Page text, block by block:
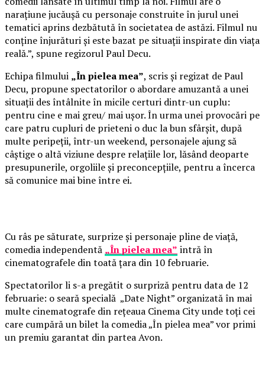
narațiune jucăușă cu personaje construite în jurul unei
tematici aprins dezbătută în societatea de astăzi. Filmul nu
conține înjurături și este bazat pe situații inspirate din viața
reală.”, spune regizorul Paul Decu.
Echipa filmului „În pielea mea”, scris și regizat de Paul
Decu, propune spectatorilor o abordare amuzantă a unei
situații des întâlnite în micile certuri dintr-un cuplu:
pentru cine e mai greu/ mai ușor. În urma unei provocări pe
care patru cupluri de prieteni o duc la bun sfârșit, după
multe peripeții, într-un weekend, personajele ajung să
câștige o altă viziune despre relațiile lor, lăsând deoparte
presupunerile, orgoliile și preconcepțiile, pentru a încerca
să comunice mai bine între ei.
Cu râs pe săturate, surprize și personaje pline de viață,
comedia independentă „În pielea mea” intră în
cinematografele din toată țara din 10 februarie.
Spectatorilor li s-a pregătit o surpriză pentru data de 12
februarie: o seară specială „Date Night” organizată în mai
multe cinematografe din rețeaua Cinema City unde toți cei
care cumpără un bilet la comedia „În pielea mea” vor primi
un premiu garantat din partea Avon.